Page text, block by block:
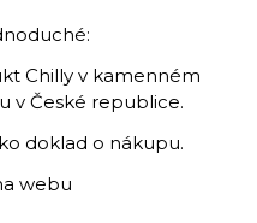
Chilly v kamenném
v České republice.
doklad o nákupu.
webu